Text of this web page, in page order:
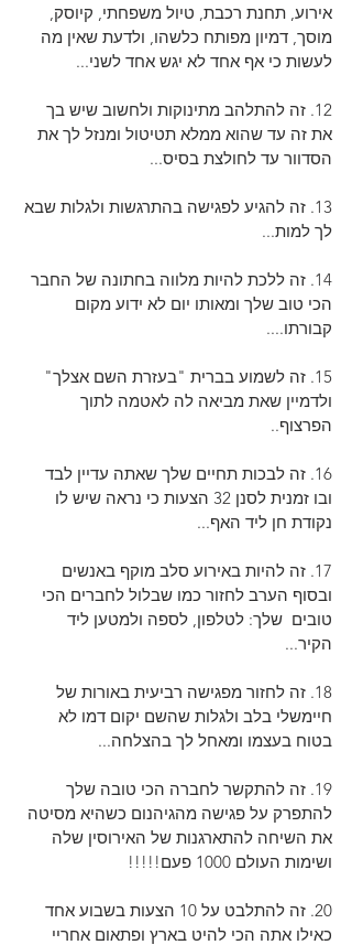
אירוע, תחנת רכבת, טיול משפחתי, קיוסק,
מוסך, דמיון מפותח כלשהו, ולדעת שאין מה
לעשות כי אף אחד לא יגש אחד לשני...
12. זה להתלהב מתינוקות ולחשוב שיש בך
את זה עד שהוא ממלא תטיטול ומנזל לך את
הסדוור עד לחולצת בסיס...
13. זה להגיע לפגישה בהתרגשות ולגלות שבא
לך למות...
14. זה ללכת להיות מלווה בחתונה של החבר
הכי טוב שלך ומאותו יום לא ידוע מקום
קבורתו....
15. זה לשמוע בברית "בעזרת השם אצלך"
ולדמיין שאת מביאה לה לאטמה לתוך
הפרצוף..
16. זה לבכות תחיים שלך שאתה עדיין לבד
ובו זמנית לסנן 32 הצעות כי נראה שיש לו
נקודת חן ליד האף...
17. זה להיות באירוע סלב מוקף באנשים
ובסוף הערב לחזור כמו שבלול לחברים הכי
טובים  שלך: לטלפון, לספה ולמטען ליד
הקיר...
18. זה לחזור מפגישה רביעית באורות של
חיימשלי בלב ולגלות שהשם יקום דמו לא
בטוח בעצמו ומאחל לך בהצלחה...
19. זה להתקשר לחברה הכי טובה שלך
להתפרק על פגישה מהגיהנום כשהיא מסיטה
את השיחה להתארגנות של האירוסין שלה
ושימות העולם 1000 פעם!!!!!
20. זה להתלבט על 10 הצעות בשבוע אחד
כאילו אתה הכי להיט בארץ ופתאום אחריי